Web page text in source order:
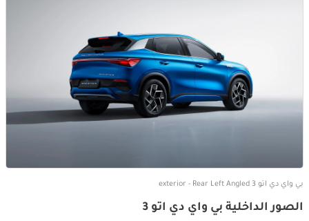
بي واي دي اتو 3 exterior - Rear Left Angled
الصور الداخلية بي واي دي اتو 3